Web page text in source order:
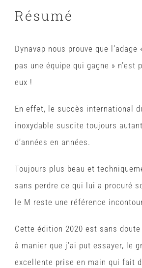
Résumé
Dynavap nous prouve que l’adage
pas une équipe qui gagne » n’est
eux !
En effet, le succès international
inoxydable suscite toujours
d’années en années.
Toujours plus beau et
sans perdre ce qui lui a procuré
le M reste une référence
Cette édition 2020 est sans
à manier que j’ai put essayer, le
excellente prise en main qui fait